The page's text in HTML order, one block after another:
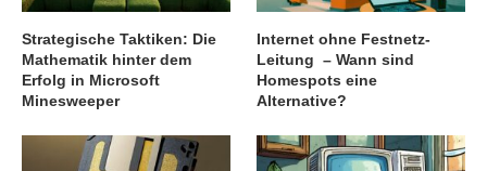
Strategische Taktiken: Die
Mathematik hinter dem
Erfolg in Microsoft
Minesweeper
Internet ohne Festnetz-
Leitung – Wann sind
Homespots eine
Alternative?